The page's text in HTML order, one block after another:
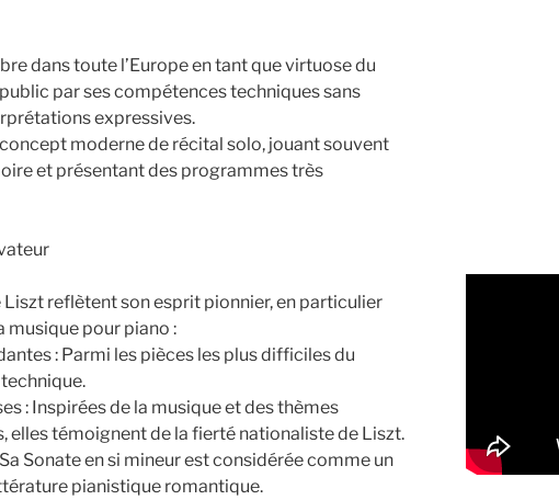
dans toute l’Europe en tant que virtuose du
par ses compétences techniques sans
expressives.
moderne de récital solo, jouant souvent
et présentant des programmes très
reflètent son esprit pionnier, en particulier
musique pour piano :
: Parmi les pièces les plus difficiles du
: Inspirées de la musique et des thèmes
elles témoignent de la fierté nationaliste de Liszt.
Sonate en si mineur est considérée comme un
pianistique romantique.